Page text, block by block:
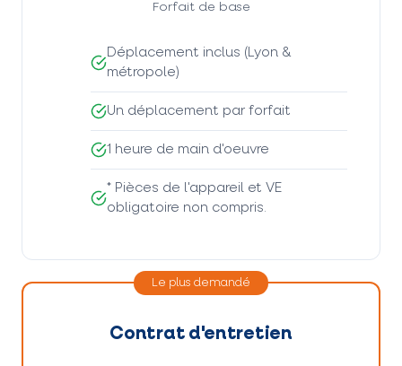
Forfait de base
Déplacement inclus (Lyon &
métropole)
Un déplacement par forfait
1 heure de main d'oeuvre
* Pièces de l'appareil et VE
obligatoire non compris.
Le plus demandé
Contrat d'entretien